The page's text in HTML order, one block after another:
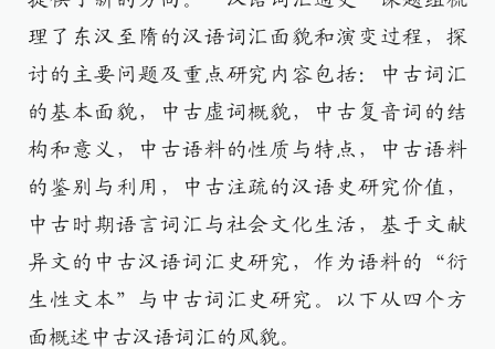
理了东汉至隋的汉语词汇面貌和演变过程，探
讨的主要问题及重点研究内容包括：中古词汇
的基本面貌，中古虚词概貌，中古复音词的结
构和意义，中古语料的性质与特点，中古语料
的鉴别与利用，中古注疏的汉语史研究价值，
中古时期语言词汇与社会文化生活，基于文献
异文的中古汉语词汇史研究，作为语料的“衍
生性文本”与中古词汇史研究。以下从四个方
面概述中古汉语词汇的风貌。